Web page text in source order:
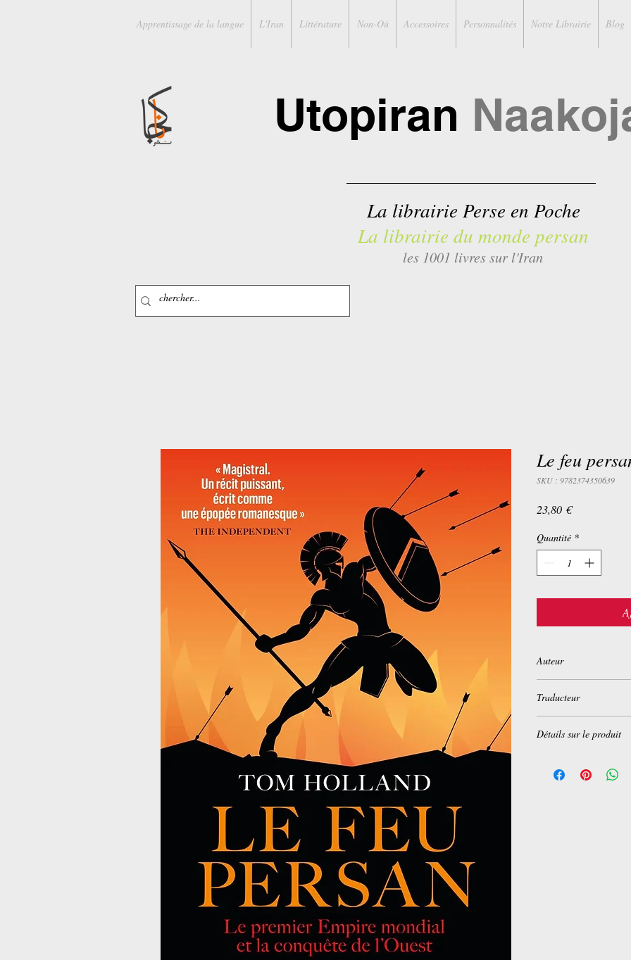
Apprentissage de la langue L'Iran Littérature Non-Où Accessoires Personnalités Notre Librairie Blog
Utopiran
La librairie Perse en Poche
La librairie du monde persan
les 1001 livres sur l'Iran
Le feu
SKU : 9782374350639
23,80 €Prix
Quantité *
Auteur
Traducteur
Détails sur le produit